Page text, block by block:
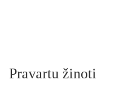
Pravartu žinoti